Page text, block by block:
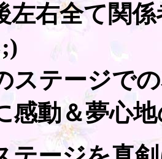
左右全て関
ステージで
感動＆夢心